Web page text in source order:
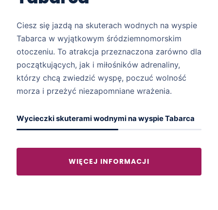
Ciesz się jazdą na skuterach wodnych na wyspie
Tabarca w wyjątkowym śródziemnomorskim
otoczeniu. To atrakcja przeznaczona zarówno dla
początkujących, jak i miłośników adrenaliny,
którzy chcą zwiedzić wyspę, poczuć wolność
morza i przeżyć niezapomniane wrażenia.
Wycieczki skuterami wodnymi na wyspie Tabarca
WIĘCEJ INFORMACJI